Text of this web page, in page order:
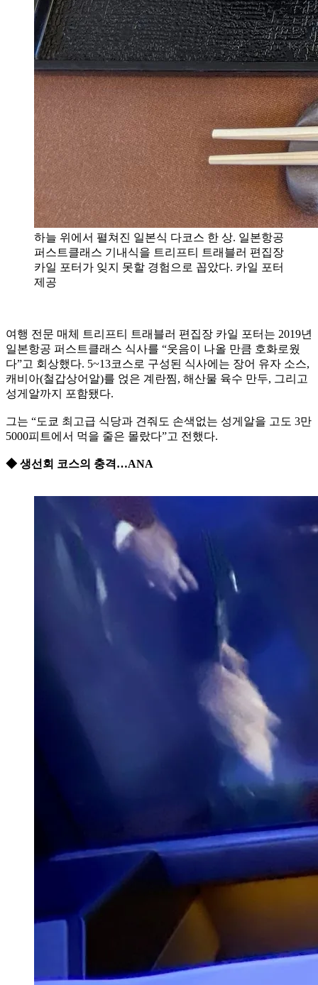
하늘 위에서 펼쳐진 일본식 다코스 한 상. 일본항공
퍼스트클래스 기내식을 트리프티 트래블러 편집장
카일 포터가 잊지 못할 경험으로 꼽았다. 카일 포터
제공
여행 전문 매체 트리프티 트래블러 편집장 카일 포터는 2019년
일본항공 퍼스트클래스 식사를 “웃음이 나올 만큼 호화로웠
다”고 회상했다. 5~13코스로 구성된 식사에는 장어 유자 소스,
캐비아(철갑상어알)를 얹은 계란찜, 해산물 육수 만두, 그리고
성게알까지 포함됐다.
그는 “도쿄 최고급 식당과 견줘도 손색없는 성게알을 고도 3만
5000피트에서 먹을 줄은 몰랐다”고 전했다.
◆ 생선회 코스의 충격…ANA